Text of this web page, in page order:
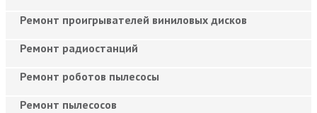
Ремонт проигрывателей виниловых дисков
Ремонт радиостанций
Ремонт роботов пылесосы
Ремонт пылесосов